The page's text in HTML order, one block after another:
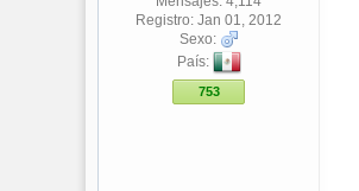
Registro: Jan 01, 2012
Sexo:
País:
753